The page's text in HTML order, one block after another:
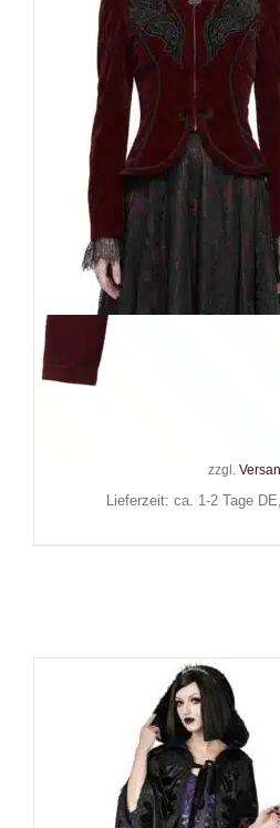
Devil Fashion
zzgl.
Lieferzeit: ca. 1-2 Tage